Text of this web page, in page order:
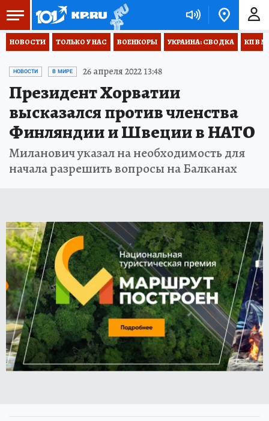
НОВОСТИ ТОЛЬКО У НАС ВОЕНКОРЫ УКРАИНА: СВОДКА КП В
НОВОСТИ В МИРЕ 26 апреля 2022 13:48
Президент Хорватии
высказался против членства
Финляндии и Швеции в НАТО
Миланович указал на необходимость для
начала разрешить вопросы на Балканах